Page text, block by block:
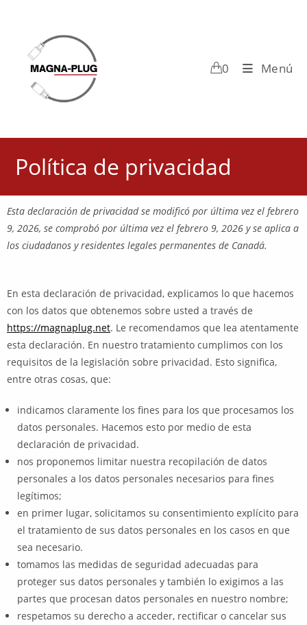
0 Menú
Política de privacidad
Esta declaración de privacidad se modificó por última vez el febrero
9, 2026, se comprobó por última vez el febrero 9, 2026 y se aplica a
los ciudadanos y residentes legales permanentes de Canadá.
En esta declaración de privacidad, explicamos lo que hacemos
con los datos que obtenemos sobre usted a través de
https://magnaplug.net. Le recomendamos que lea atentamente
esta declaración. En nuestro tratamiento cumplimos con los
requisitos de la legislación sobre privacidad. Esto significa,
entre otras cosas, que:
indicamos claramente los fines para los que procesamos los
datos personales. Hacemos esto por medio de esta
declaración de privacidad.
nos proponemos limitar nuestra recopilación de datos
personales a los datos personales necesarios para fines
legítimos;
en primer lugar, solicitamos su consentimiento explícito para
el tratamiento de sus datos personales en los casos en que
sea necesario.
tomamos las medidas de seguridad adecuadas para
proteger sus datos personales y también lo exigimos a las
partes que procesan datos personales en nuestro nombre;
respetamos su derecho a acceder, rectificar o cancelar sus